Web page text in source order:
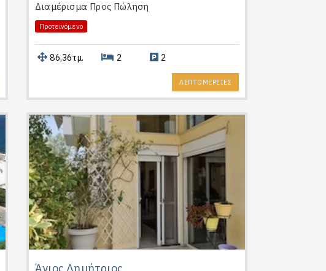
Διαμέρισμα Προς Πώληση
Προτεινόμενο
86,36τμ. 2 2
ΛΕΠΤΟΜΕΡΕΙΕΣ